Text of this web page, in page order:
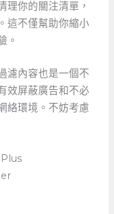
理你的關注清單，
這不僅幫助你縮小
。
濾內容也是一個不
效屏蔽廣告和不必
絡環境。不妨考慮